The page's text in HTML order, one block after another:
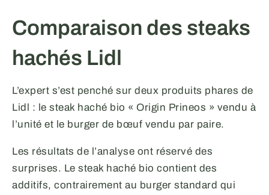
Comparaison des steaks
hachés Lidl
L’expert s’est penché sur deux produits phares de
Lidl : le steak haché bio « Origin Prineos » vendu à
l’unité et le burger de bœuf vendu par paire.
Les résultats de l’analyse ont réservé des
surprises. Le steak haché bio contient des
additifs, contrairement au burger standard qui